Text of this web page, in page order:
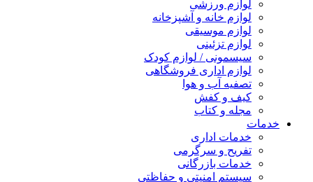
لوازم ورزشی
لوازم خانه و آشپزخانه
لوازم موسیقی
لوازم تزئینی
سیسمونی / لوازم کودک
لوازم اداری فروشگاهی
تصفیه آب و هوا
کیف و کفش
مجله و کتاب
خدمات
خدمات اداری
تفریح و سرگرمی
خدمات بازرگانی
سیستم امنیتی و حفاظتی